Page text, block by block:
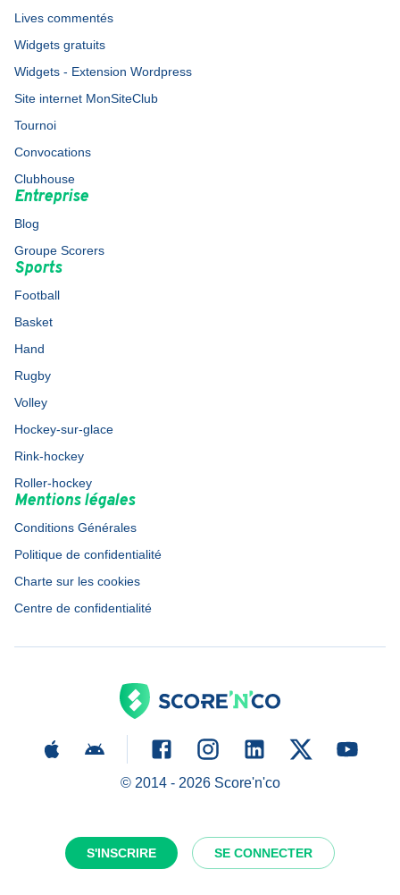
S'INSCRIRE SE CONNECTER
Lives commentés
Widgets gratuits
Widgets - Extension Wordpress
Site internet MonSiteClub
Tournoi
Convocations
Clubhouse
Entreprise
Blog
Groupe Scorers
Sports
Football
Basket
Hand
Rugby
Volley
Hockey-sur-glace
Rink-hockey
Roller-hockey
Mentions légales
Conditions Générales
Politique de confidentialité
Charte sur les cookies
Centre de confidentialité
© 2014 - 2026Score'n'co